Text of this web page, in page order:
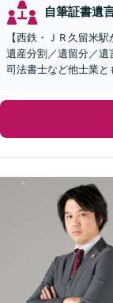
自筆証書遺
【西鉄・ＪＲ久留米
遺産分割／遺留分／遺
司法書士など他士業と